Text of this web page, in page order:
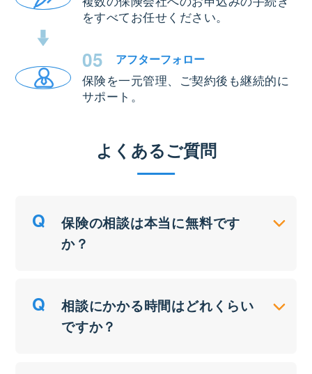
をすべてお任せください。
05 アフターフォロー
保険を一元管理、ご契約後も継続的に
サポート。
よくあるご質問
保険の相談は本当に無料です
か？
相談にかかる時間はどれくらい
ですか？